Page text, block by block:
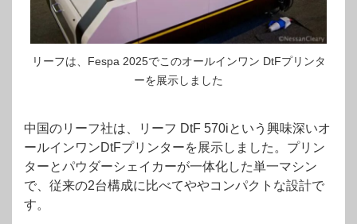
リーフは、Fespa 2025でこのオールインワン DtFプリンタ
ーを展示しました
中国のリーフ社は、リーフ DtF 570iという興味深いオ
ールインワンDtFプリンターを展示しました。プリン
ターとパウダーシェイカーが一体化した単一マシン
で、従来の2台構成に比べてややコンパクトな設計で
す。